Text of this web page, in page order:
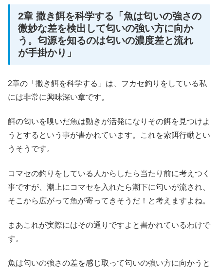
2章 撒き餌を科学する「魚は匂いの強さの
微妙な差を検出して匂いの強い方に向か
う。匂源を知るのは匂いの濃度差と流れ
が手掛かり」
2章の「撒き餌を科学する」は、フカセ釣りをしている私
には非常に興味深い章です。
餌の匂いを嗅いだ魚は動きが活発になりその餌を見つけよ
うとするという事が書かれています。これを索餌行動とい
うそうです。
コマセの釣りをしている人からしたら当たり前に考えつく
事ですが、潮上にコマセを入れたら潮下に匂いが流され、
そこから広がって魚が寄ってきそうだ！と考えますよね。
まあこれが実際にはその通りですよと書かれているわけで
す。
魚は匂いの強さの差を感じ取って匂いの強い方に向かうと